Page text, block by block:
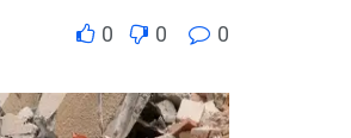
0 0 0